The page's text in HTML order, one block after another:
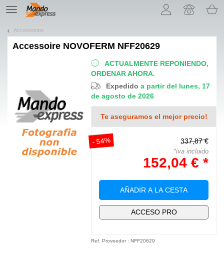
TE
navigation
Accessorios
Accessoire NOVOFERM NFF20629
ACTUALMENTE REPONIENDO,
ORDENAR AHORA.
Expedidoa partir del lunes, 17
de agosto de 2026
Te aseguramos el mejor precio!
- 54% 337,87 €
*iva incluido
152,04 € *
AÑADIR A LA CESTA
ACCESO PRO
Ref. Proveedor : NFF20629
¡Permítenos presentarte nuestras cookies!